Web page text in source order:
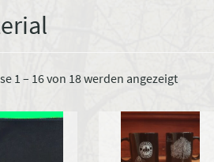
1 – 16 von 18 werden angezeigtNach
sortiert